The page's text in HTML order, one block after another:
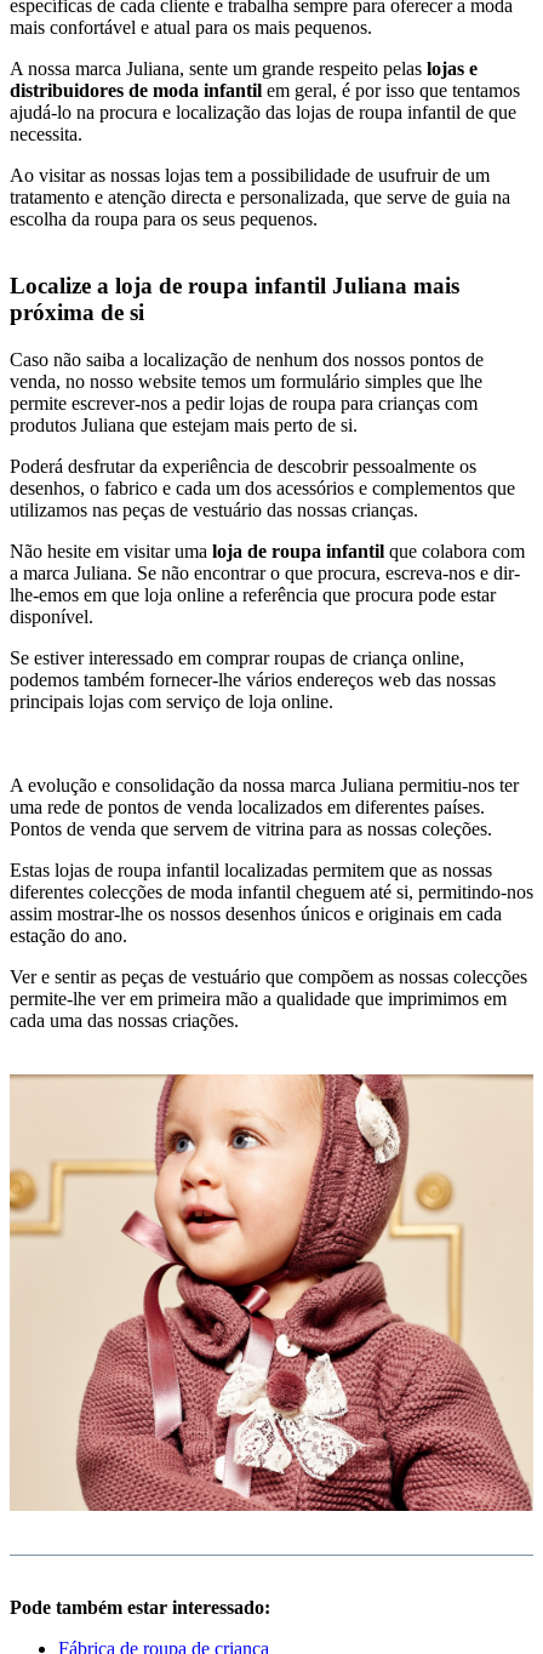
específicas de cada cliente e trabalha sempre para oferecer a moda
mais confortável e atual para os mais pequenos.
A nossa marca Juliana, sente um grande respeito pelas lojas e
distribuidores de moda infantil em geral, é por isso que tentamos
ajudá-lo na procura e localização das lojas de roupa infantil de que
necessita.
Ao visitar as nossas lojas tem a possibilidade de usufruir de um
tratamento e atenção directa e personalizada, que serve de guia na
escolha da roupa para os seus pequenos.
Localize a loja de roupa infantil Juliana mais
próxima de si
Caso não saiba a localização de nenhum dos nossos pontos de
venda, no nosso website temos um formulário simples que lhe
permite escrever-nos a pedir lojas de roupa para crianças com
produtos Juliana que estejam mais perto de si.
Poderá desfrutar da experiência de descobrir pessoalmente os
desenhos, o fabrico e cada um dos acessórios e complementos que
utilizamos nas peças de vestuário das nossas crianças.
Não hesite em visitar uma loja de roupa infantil que colabora com
a marca Juliana. Se não encontrar o que procura, escreva-nos e dir-
lhe-emos em que loja online a referência que procura pode estar
disponível.
Se estiver interessado em comprar roupas de criança online,
podemos também fornecer-lhe vários endereços web das nossas
principais lojas com serviço de loja online.
A evolução e consolidação da nossa marca Juliana permitiu-nos ter
uma rede de pontos de venda localizados em diferentes países.
Pontos de venda que servem de vitrina para as nossas coleções.
Estas lojas de roupa infantil localizadas permitem que as nossas
diferentes colecções de moda infantil cheguem até si, permitindo-nos
assim mostrar-lhe os nossos desenhos únicos e originais em cada
estação do ano.
Ver e sentir as peças de vestuário que compõem as nossas colecções
permite-lhe ver em primeira mão a qualidade que imprimimos em
cada uma das nossas criações.
Pode também estar interessado:
Fábrica de roupa de criança